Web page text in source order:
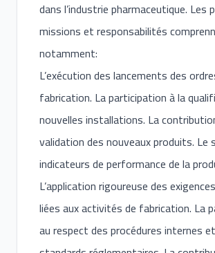
dans l’industrie pharmaceutique. Les
missions et responsabilités
notamment:
L’exécution des lancements des
fabrication. La participation à la
nouvelles installations. La
validation des nouveaux produits. Le
indicateurs de performance de la
L’application rigoureuse des
liées aux activités de fabrication. La
au respect des procédures internes